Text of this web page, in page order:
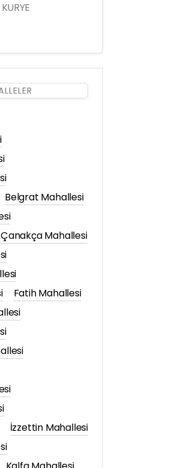
Belgrat Mahallesi
Çanakça Mahallesi
Fatih Mahallesi
İzzettin Mahallesi